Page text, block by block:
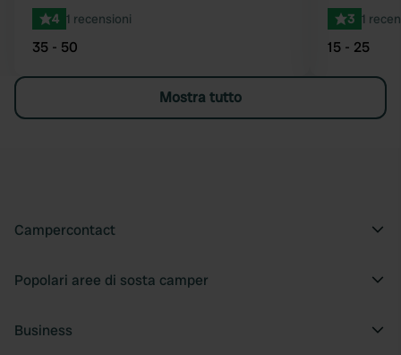
4 1 recensioni
35 - 50
3 1
15 - 25
Mostra tutto
Campercontact
Popolari aree di sosta camper
Business